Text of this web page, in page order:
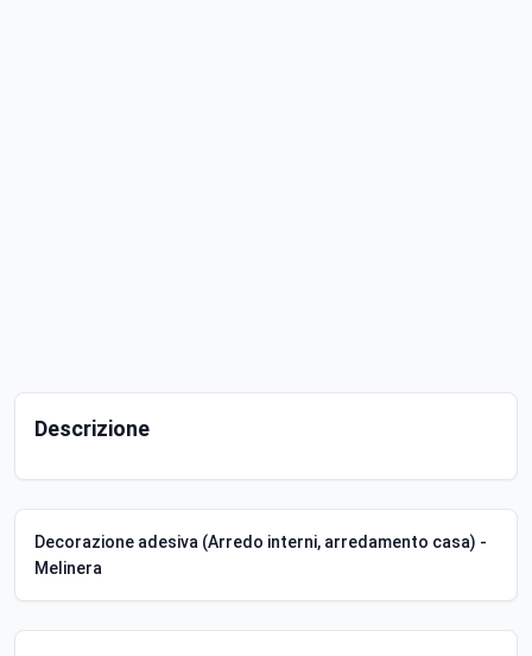
Descrizione
Decorazione adesiva (Arredo interni, arredamento casa) -
Melinera